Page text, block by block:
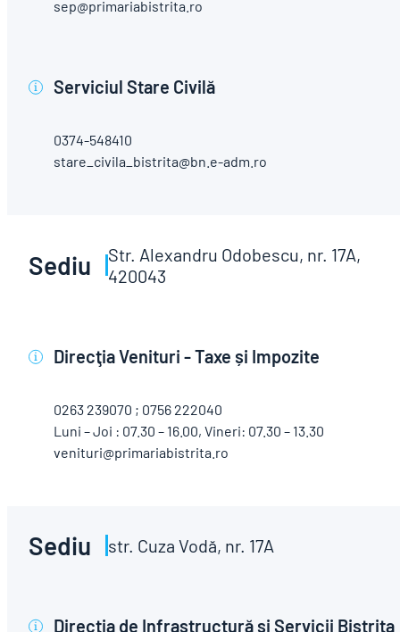
sep@primariabistrita.ro
i Serviciul Stare Civilă
0374-548410
stare_civila_bistrita@bn.e-adm.ro
Sediu
Str. Alexandru Odobescu, nr. 17A,
420043
i Direcţia Venituri - Taxe și Impozite
0263 239070 ; 0756 222040
Luni – Joi : 07.30 – 16.00, Vineri: 07.30 – 13.30
venituri@primariabistrita.ro
Sediu str. Cuza Vodă, nr. 17A
i Direcţia de Infrastructură și Servicii Bistrița